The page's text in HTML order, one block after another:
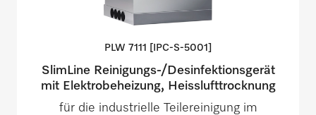
PLW 7111 [IPC-S-5001]
SlimLine Reinigungs-/Desinfektionsgerät
mit Elektrobeheizung, Heisslufttrocknung
für die industrielle Teilereinigung im